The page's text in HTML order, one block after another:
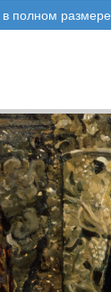
полном размере